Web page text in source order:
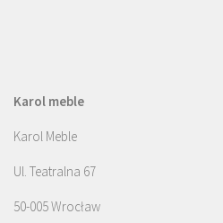
Karol meble
Karol Meble
Ul. Teatralna 67
50-005 Wrocław